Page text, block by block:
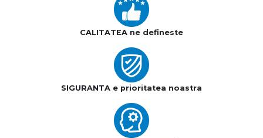
CALITATEA ne defineste
SIGURANTA e prioritatea noastra